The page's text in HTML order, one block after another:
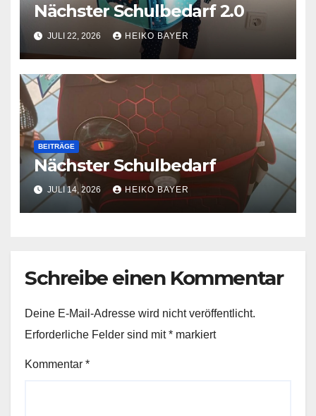
Nächster Schulbedarf 2.0
JULI 22, 2026 HEIKO BAYER
BEITRÄGE
Nächster Schulbedarf
JULI 14, 2026 HEIKO BAYER
Schreibe einen Kommentar
Deine E-Mail-Adresse wird nicht veröffentlicht.
Erforderliche Felder sind mit* markiert
Kommentar *